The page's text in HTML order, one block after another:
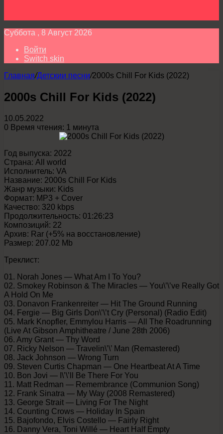
Суббота , 8 Август 2026
Войти
Switch skin
Главная/Детскии песни/2000s Chill For Kids (2022)
2000s Chill For Kids (2022)
10.05.2022
0 Время чтения: 1 минута
Год выпуска: 2022
Страна: All world
Исполнитель: VA
Название: 2000s Chill For Kids
Жанр музыки: Kids
Формат: MP3 + Cover
Качество: 320 kbps
Продолжительность: 01:26:23
Композиций: 22
Архив: Rar (+5% на восстановление)
Размер: 207.02 Mb
Треклист:
01. Norah Jones — What Am I To You?
02. Smokey Robinson & The Miracles — You\’\’ve Really Got
A Hold On Me
03. Donavon Frankenreiter — Hit The Ground Running
04. Fergie — Big Girls Don\’\’t Cry (Personal) (Radio Edit)
05. Mark Knopfler, Emmylou Harris — All The Roadrunning
(Live At Gibson Amphitheatre / June 28th 2006)
06. Amy Grant — Thy Word
07. Ricky Nelson — Travelin\’\’ Man (Remastered)
08. Jack Johnson — Wrong Turn
09. Steven Curtis Chapman — One Heartbeat At A Time
10. Bon Jovi — I\’\’ll Be There For You
11. Matt Redman — Remembrance (Communion Song)
12. Frank Sinatra — My Way (2008 Remastered)
13. George Strait — Living For The Night
14. Counting Crows — Holiday In Spain
15. Bajofondo, Elvis Costello — Fairly Right
16. Danny Vera, Toni Willé — Heart Half Empty